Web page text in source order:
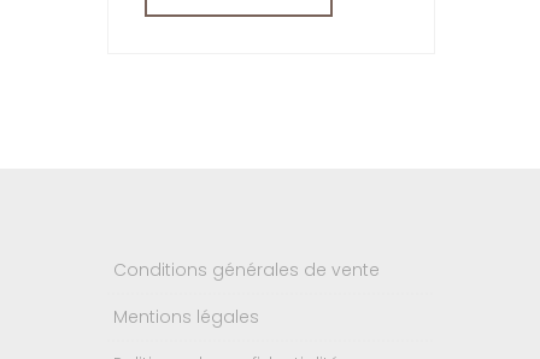
Conditions générales de vente
Mentions légales